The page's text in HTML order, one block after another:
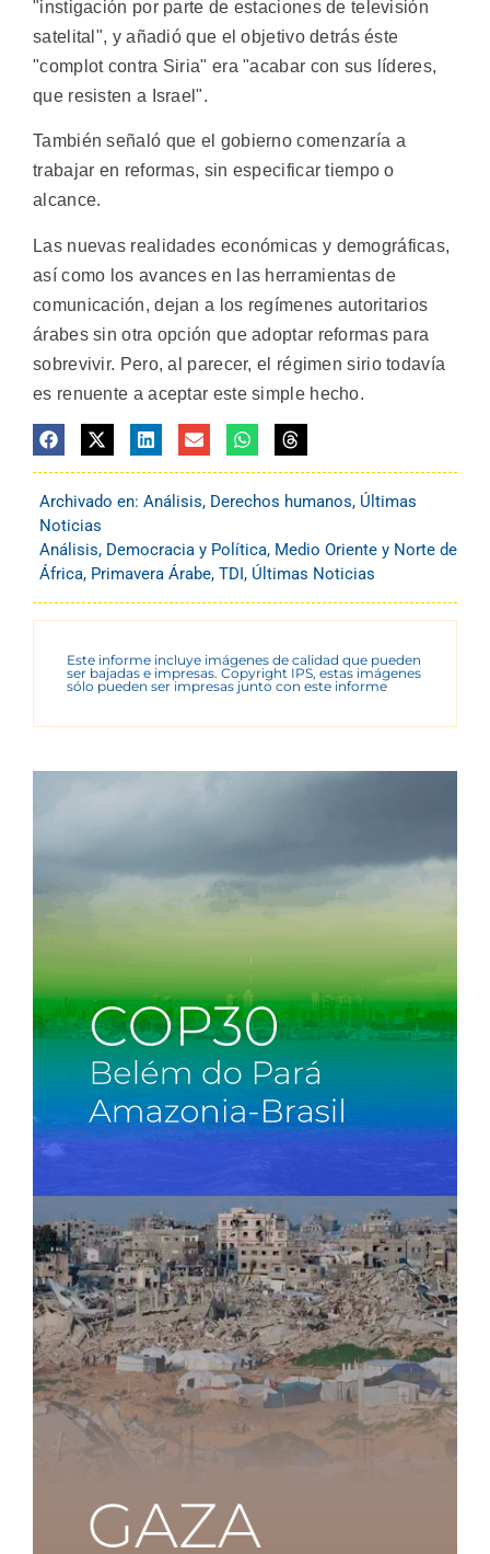
"instigación por parte de estaciones de televisión
satelital", y añadió que el objetivo detrás éste
"complot contra Siria" era "acabar con sus líderes,
que resisten a Israel".
También señaló que el gobierno comenzaría a
trabajar en reformas, sin especificar tiempo o
alcance.
Las nuevas realidades económicas y demográficas,
así como los avances en las herramientas de
comunicación, dejan a los regímenes autoritarios
árabes sin otra opción que adoptar reformas para
sobrevivir. Pero, al parecer, el régimen sirio todavía
es renuente a aceptar este simple hecho.
Archivado en: Análisis, Derechos humanos, Últimas
Noticias
Análisis, Democracia y Política, Medio Oriente y Norte de
África, Primavera Árabe, TDI, Últimas Noticias
Este informe incluye imágenes de calidad que pueden
ser bajadas e impresas. Copyright IPS, estas imágenes
sólo pueden ser impresas junto con este informe